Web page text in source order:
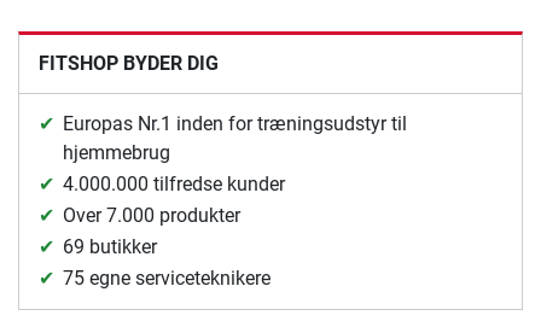
FITSHOP BYDER DIG
Europas Nr.1 inden for træningsudstyr til
hjemmebrug
4.000.000 tilfredse kunder
Over 7.000 produkter
69 butikker
75 egne serviceteknikere